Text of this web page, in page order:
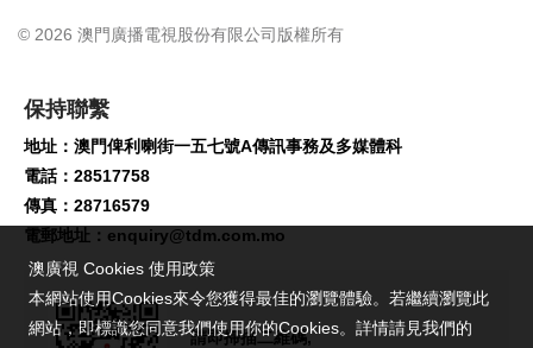
© 2026 澳門廣播電視股份有限公司版權所有
保持聯繫
地址：澳門俾利喇街一五七號A傳訊事務及多媒體科
電話：28517758
傳真：28716579
電郵地址： enquiry@tdm.com.mo
請即掃描二維碼,
澳廣視 Cookies 使用政策
本網站使用Cookies來令您獲得最佳的瀏覽體驗。若繼續瀏覽此
網站，即標識您同意我們使用你的Cookies。詳情請見我們的